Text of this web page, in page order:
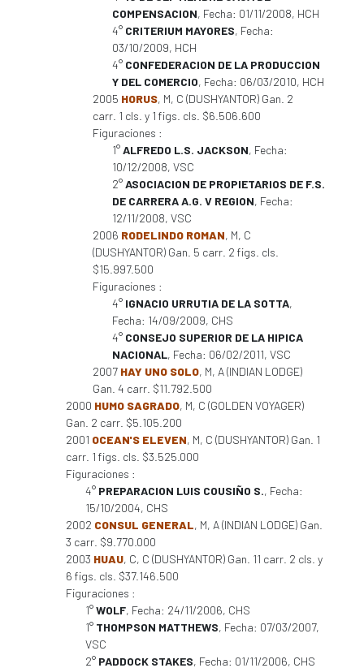
COMPENSACION, Fecha: 01/11/2008, HCH
4° CRITERIUM MAYORES, Fecha:
03/10/2009, HCH
4° CONFEDERACION DE LA PRODUCCION
Y DEL COMERCIO, Fecha: 06/03/2010, HCH
2005 HORUS, M, C (DUSHYANTOR) Gan. 2
carr. 1 cls. y 1 figs. cls. $6.506.600
Figuraciones :
1°ALFREDO L.S. JACKSON, Fecha:
10/12/2008, VSC
2°ASOCIACION DE PROPIETARIOS DE F.S.
DE CARRERA A.G. V REGION, Fecha:
12/11/2008, VSC
2006 RODELINDO ROMAN, M, C
(DUSHYANTOR) Gan. 5 carr. 2 figs. cls.
$15.997.500
Figuraciones :
4° IGNACIO URRUTIA DE LA SOTTA,
Fecha: 14/09/2009, CHS
4° CONSEJO SUPERIOR DE LA HIPICA
NACIONAL, Fecha: 06/02/2011, VSC
2007 HAY UNO SOLO, M, A (INDIAN LODGE)
Gan. 4 carr. $11.792.500
2000 HUMO SAGRADO, M, C (GOLDEN VOYAGER)
Gan. 2 carr. $5.105.200
2001 OCEAN'S ELEVEN, M, C (DUSHYANTOR) Gan. 1
carr. 1 figs. cls. $3.525.000
Figuraciones :
4° PREPARACION LUIS COUSIÑO S., Fecha:
15/10/2004, CHS
2002 CONSUL GENERAL, M, A (INDIAN LODGE) Gan.
3 carr. $9.770.000
2003 HUAU, C, C (DUSHYANTOR) Gan. 11 carr. 2 cls. y
6 figs. cls. $37.146.500
Figuraciones :
1°WOLF, Fecha: 24/11/2006, CHS
1° THOMPSON MATTHEWS, Fecha: 07/03/2007,
VSC
2° PADDOCK STAKES, Fecha: 01/11/2006, CHS